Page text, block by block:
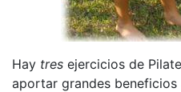
Hay tres ejercicios de
aportar grandes beneficios